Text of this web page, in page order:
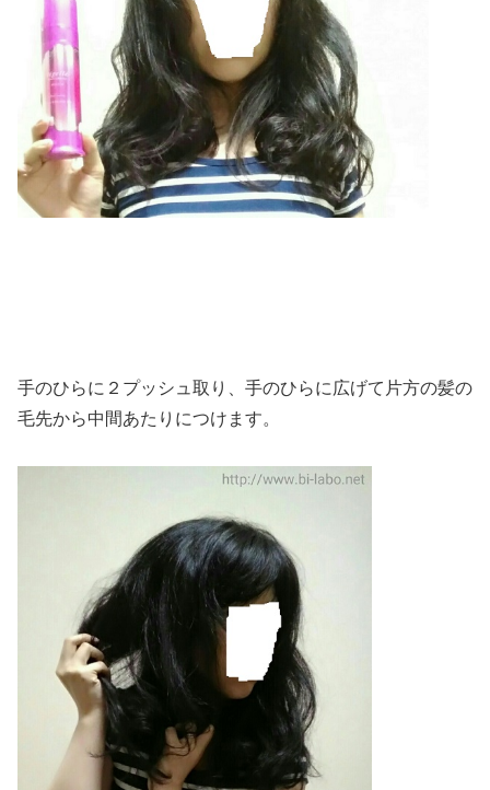
手のひらに２プッシュ取り、手のひらに広げて片方の髪の
毛先から中間あたりにつけます。